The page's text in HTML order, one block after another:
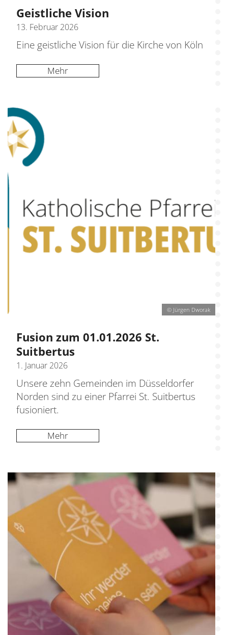
Geistliche Vision
13. Februar 2026
Eine geistliche Vision für die Kirche von Köln
Mehr
© Jürgen Dworak
Fusion zum 01.01.2026 St.
Suitbertus
1. Januar 2026
Unsere zehn Gemeinden im Düsseldorfer
Norden sind zu einer Pfarrei St. Suitbertus
fusioniert.
Mehr